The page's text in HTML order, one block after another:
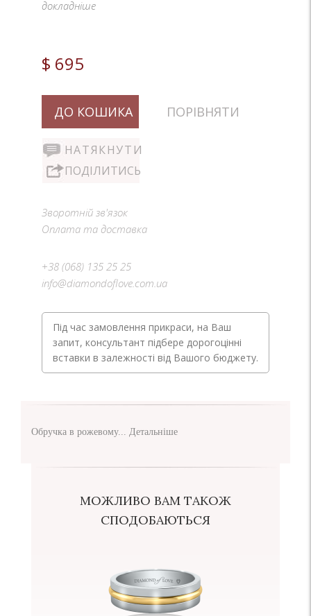
докладніше
$ 695
ДО КОШИКА ПОРІВНЯТИ
НАТЯКНУТИ
ПОДІЛИТИСЬ
Зворотній зв'язок
Оплата та доставка
+38 (068) 135 25 25
info@diamondoflove.com.ua
Під час замовлення прикраси, на Ваш
запит, консультант підбере дорогоцінні
вставки в залежності від Вашого бюджету.
Обручка в рожевому... Детальніше
МОЖЛИВО ВАМ ТАКОЖ
СПОДОБАЮТЬСЯ